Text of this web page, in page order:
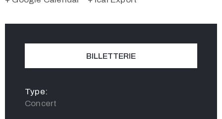
BILLETTERIE
Type:
Concert